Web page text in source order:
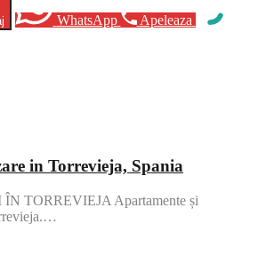
WhatsApp Apeleaza
in Torrevieja, Spania
TORREVIEJA Apartamente și